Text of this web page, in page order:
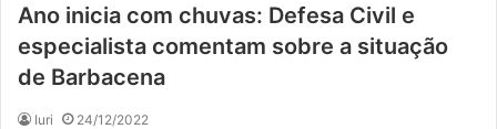
Ano inicia com chuvas: Defesa Civil e
especialista comentam sobre a situação
de Barbacena
Iuri 24/12/2022